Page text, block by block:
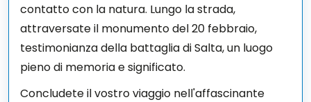
contatto con la natura. Lungo la strada,
attraversate il monumento del 20 febbraio,
testimonianza della battaglia di Salta, un luogo
pieno di memoria e significato.
Concludete il vostro viaggio nell'affascinante